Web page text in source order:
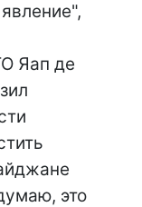
Яап де
это